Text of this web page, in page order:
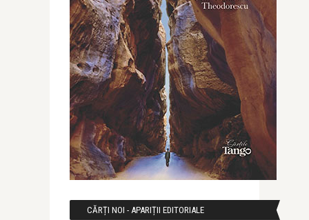
CĂRȚI NOI - APARIȚII EDITORIALE